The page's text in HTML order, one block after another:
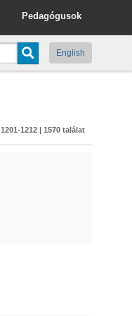
Pedagógusok
English
1201-1212 | 1570 találat